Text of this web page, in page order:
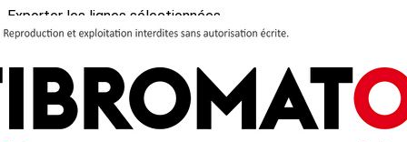
Exporter les lignes sélectionnées
Exporter toutes les colonnes